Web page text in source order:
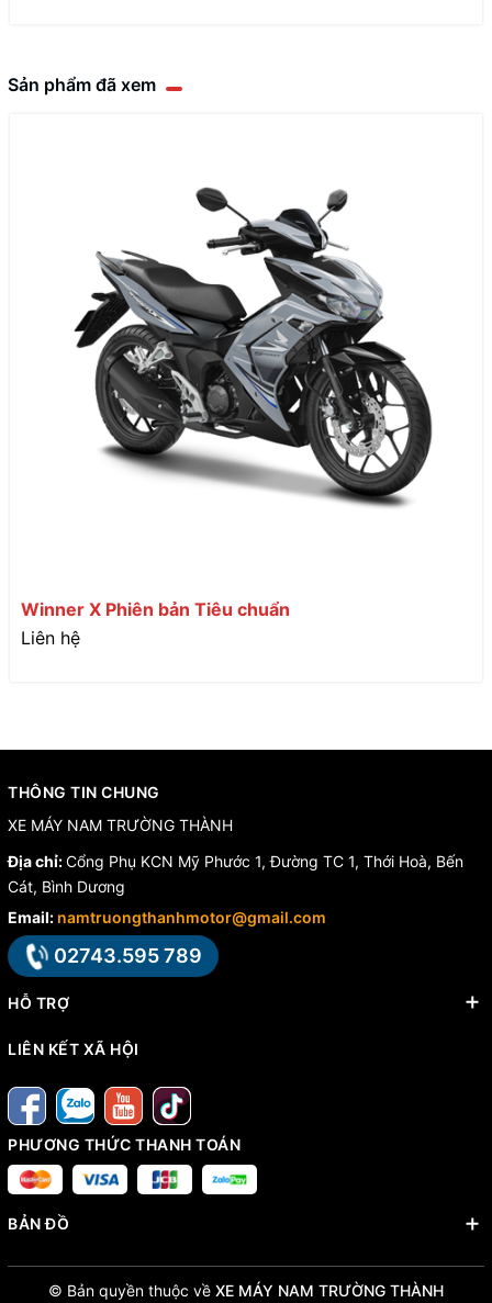
Sản phẩm đã xem
Winner X Phiên bản Tiêu chuẩn
Liên hệ
THÔNG TIN CHUNG
XE MÁY NAM TRƯỜNG THÀNH
Địa chỉ:Cổng Phụ KCN Mỹ Phước 1, Đường TC 1, Thới Hoà, Bến
Cát, Bình Dương
Email: namtruongthanhmotor@gmail.com
02743.595 789
HỖ TRỢ
LIÊN KẾT XÃ HỘI
PHƯƠNG THỨC THANH TOÁN
BẢN ĐỒ
© Bản quyền thuộc về XE MÁY NAM TRƯỜNG THÀNH